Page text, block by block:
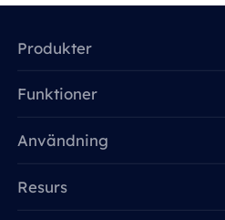
Produkter
Funktioner
Användning
Resurs